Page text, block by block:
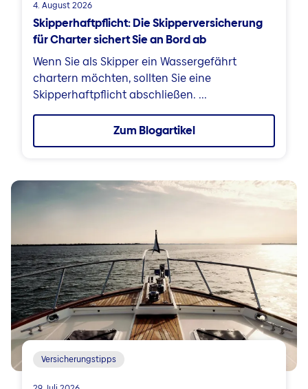
4. August 2026
Skipperhaftpflicht: Die Skipperversicherung
für Charter sichert Sie an Bord ab
Wenn Sie als Skipper ein Wassergefährt
chartern möchten, sollten Sie eine
Skipperhaftpflicht abschließen. ...
Zum Blogartikel
Versicherungstipps